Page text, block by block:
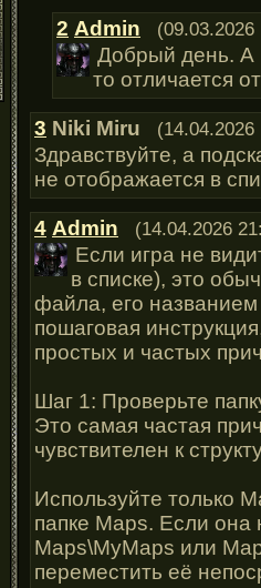
2 Admin (09.03.2026
Добрый день. А
то отличается
3 Niki Miru (14.04.2026
Здравствуйте, а
не отображается в
4 Admin (14.04.2026
Если игра не
в списке), это
файла, его
пошаговая
простых и частых
Шаг 1: Проверьте
Это самая частая
чувствителен к
Используйте только
папке Maps. Если она
Maps\MyMaps или
переместить её